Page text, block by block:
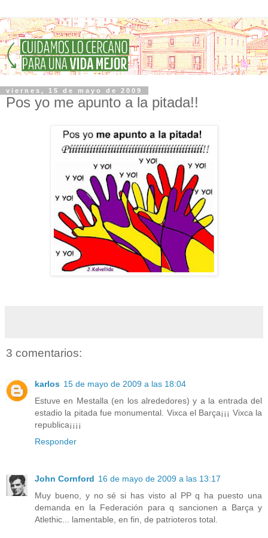
viernes, 15 de mayo de 2009
Pos yo me apunto a la pitada!!
3 comentarios:
karlos 15 de mayo de 2009 a las 18:04
Estuve en Mestalla (en los alrededores) y a la entrada del
estadio la pitada fue monumental. Vixca el Barça¡¡¡ Vixca la
republica¡¡¡¡
Responder
John Cornford 16 de mayo de 2009 a las 13:17
Muy bueno, y no sé si has visto al PP q ha puesto una
demanda en la Federación para q sancionen a Barça y
Atlethic... lamentable, en fin, de patrioteros total.